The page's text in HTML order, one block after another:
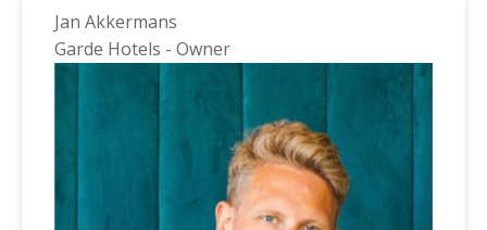
Jan Akkermans
Garde Hotels - Owner